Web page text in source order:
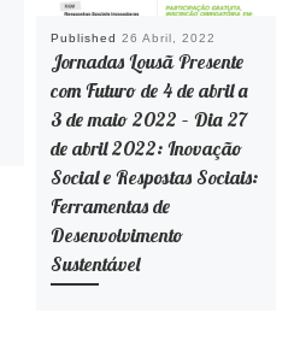
Published 26 Abril, 2022
Jornadas Lousã Presente
com Futuro de 4 de abril a
3 de maio 2022 – Dia 27
de abril 2022: Inovação
Social e Respostas Sociais:
Ferramentas de
Desenvolvimento
Sustentável